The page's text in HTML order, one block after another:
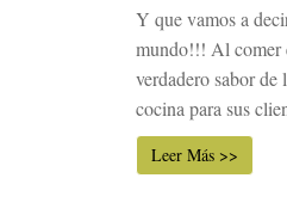
Y que vamos a
mundo!!! Al comer
verdadero sabor de
cocina para sus
Leer Más >>